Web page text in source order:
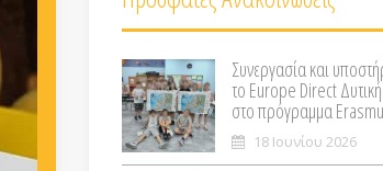
Συνεργασία και
το Europe Direct
στο πρόγραμμα
18 Ιουνίου 2026